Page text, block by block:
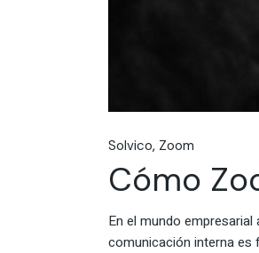
Solvico Zoom
Cómo
En el mundo
comunicación interna es